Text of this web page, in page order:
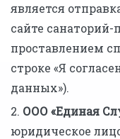
является
сайте санаторий-
проставлением
строке «Я
данных»).
2. ООО «Единая
юридическое